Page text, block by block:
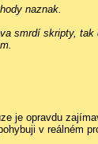
naznak.
smrdí skripty,
je opravdu
v reálném